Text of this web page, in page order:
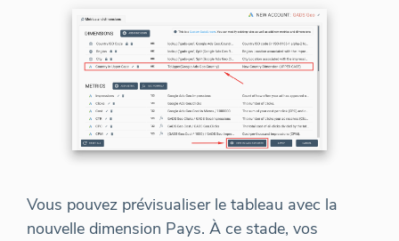
Vous pouvez prévisualiser le tableau avec la
nouvelle dimension Pays. À ce stade, vos